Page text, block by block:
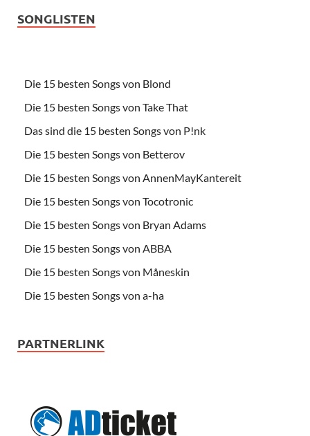
SONGLISTEN
Die 15 besten Songs von Blond
Die 15 besten Songs von Take That
Das sind die 15 besten Songs von P!nk
Die 15 besten Songs von Betterov
Die 15 besten Songs von AnnenMayKantereit
Die 15 besten Songs von Tocotronic
Die 15 besten Songs von Bryan Adams
Die 15 besten Songs von ABBA
Die 15 besten Songs von Måneskin
Die 15 besten Songs von a-ha
PARTNERLINK